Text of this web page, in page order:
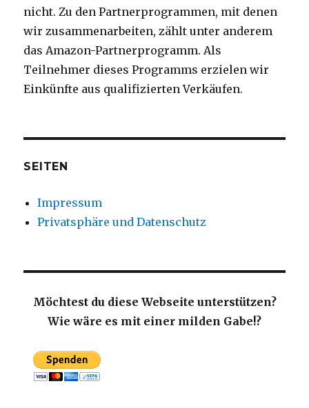
nicht. Zu den Partnerprogrammen, mit denen
wir zusammenarbeiten, zählt unter anderem
das Amazon-Partnerprogramm. Als
Teilnehmer dieses Programms erzielen wir
Einkünfte aus qualifizierten Verkäufen.
SEITEN
Impressum
Privatsphäre und Datenschutz
Möchtest du diese Webseite unterstützen?
Wie wäre es mit einer milden Gabe!?